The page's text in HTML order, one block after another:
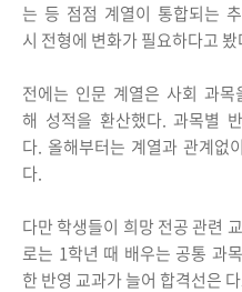
는 등 점점 계열이 통합되는
시 전형에 변화가 필요하다고 봤
전에는 인문 계열은 사회 과
해 성적을 환산했다. 과목별
다. 올해부터는 계열과 관계없
다.
다만 학생들이 희망 전공 관련
로는 1학년 때 배우는 공통 과
한 반영 교과가 늘어 합격선은